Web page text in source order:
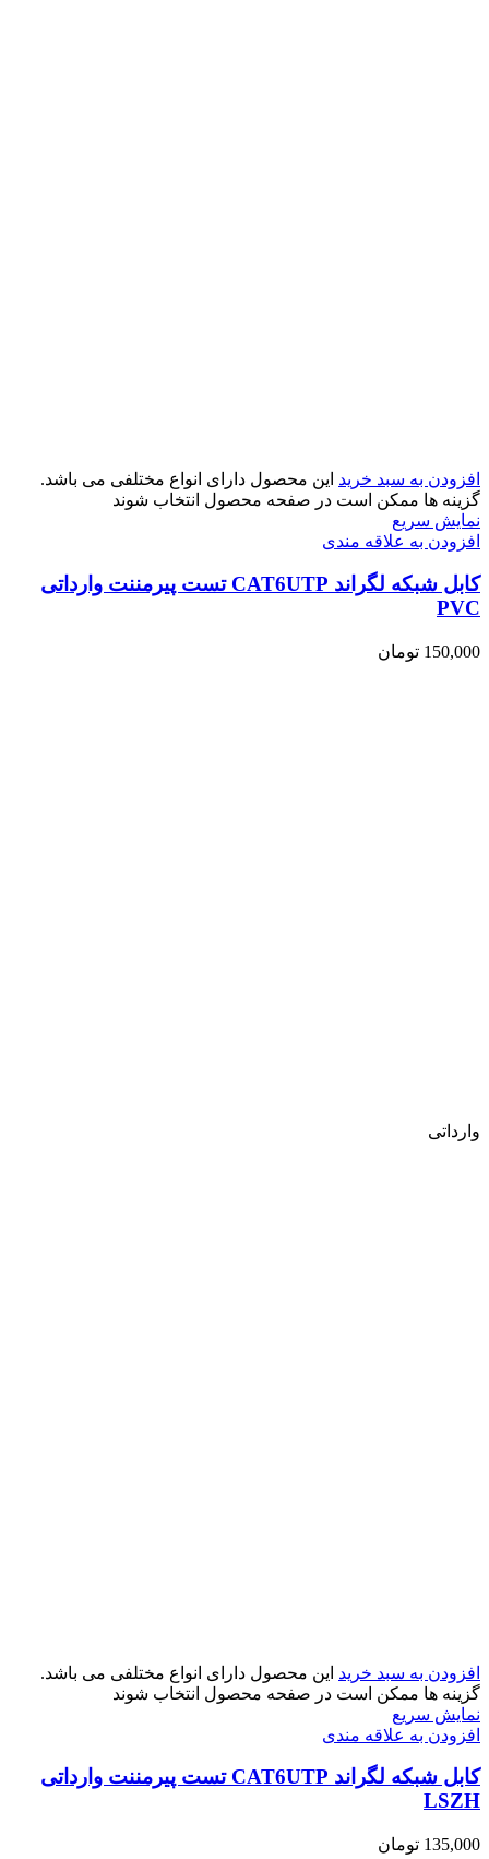
افزودن به سبد خرید این محصول دارای انواع مختلفی می باشد.
گزینه ها ممکن است در صفحه محصول انتخاب شوند
نمایش سریع
افزودن به علاقه مندی
کابل شبکه لگراند CAT6UTP تست پیرمننت وارداتی
PVC
150,000 تومان
وارداتی
افزودن به سبد خرید این محصول دارای انواع مختلفی می باشد.
گزینه ها ممکن است در صفحه محصول انتخاب شوند
نمایش سریع
افزودن به علاقه مندی
کابل شبکه لگراند CAT6UTP تست پیرمننت وارداتی
LSZH
135,000 تومان